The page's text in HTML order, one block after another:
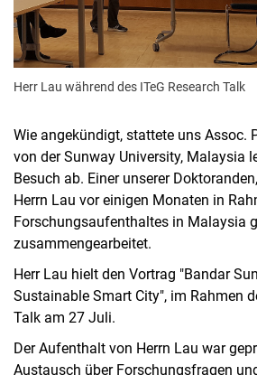
Herr Lau während des ITeG Research Talk
Wie angekündigt, stattete uns Assoc.
von der Sunway University, Malaysia
Besuch ab. Einer unserer
Herrn Lau vor einigen Monaten in
Forschungsaufenthaltes in Malaysia
zusammengearbeitet.
Herr Lau hielt den Vortrag "Bandar
Sustainable Smart City", im Rahmen
Talk am 27 Juli.
Der Aufenthalt von Herrn Lau war
Austausch über Forschungsfragen